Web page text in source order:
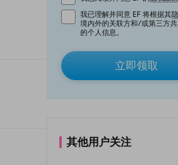
我已理解并同意 EF 将根据其
境内外的关联方和/或第三方
的个人信息。
立即领取
其他用户关注